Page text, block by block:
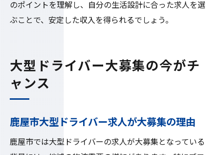
のポイントを理解し、自分の生活設計に合った求人を選
ぶことで、安定した収入を得られるでしょう。
大型ドライバー大募集の今がチ
ャンス
鹿屋市大型ドライバー求人が大募集の理由
鹿屋市では大型ドライバーの求人が大募集となっている